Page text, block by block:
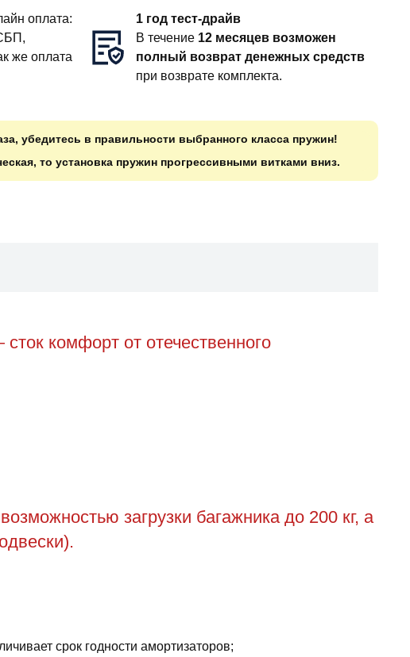
оплата:
же оплата
1 год тест-драйв
В течение 12 месяцев возможен
полный возврат денежных средств
при возврате комплекта.
убедитесь в правильности выбранного класса пружин!
то установка пружин прогрессивными витками вниз.
комфорт от отечественного
загрузки багажника до 200 кг, а
срок годности амортизаторов;